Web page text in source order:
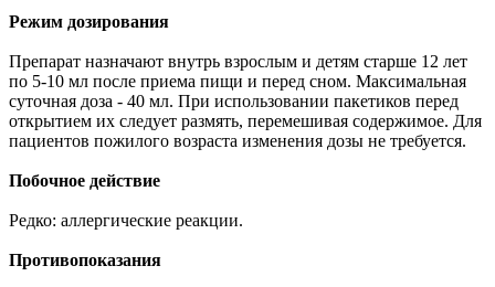
Режим дозирования
Препарат назначают внутрь взрослым и детям старше 12 лет
по 5-10 мл после приема пищи и перед сном. Максимальная
суточная доза - 40 мл. При использовании пакетиков перед
открытием их следует размять, перемешивая содержимое. Для
пациентов пожилого возраста изменения дозы не требуется.
Побочное действие
Редко: аллергические реакции.
Противопоказания